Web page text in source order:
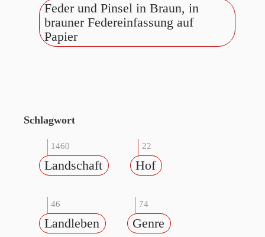
Feder und Pinsel in Braun, in
brauner Federeinfassung auf
Papier
Schlagwort
1460
Landschaft
22
Hof
46
Landleben
74
Genre